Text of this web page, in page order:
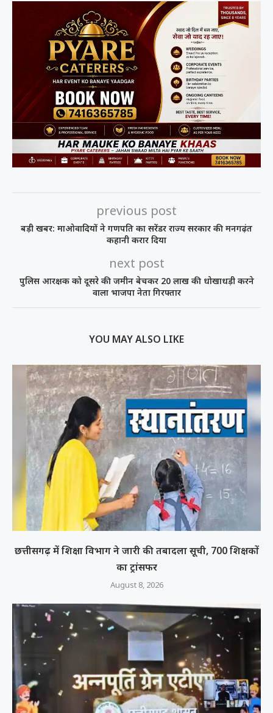
previous post
बड़ी खबर: माओवादियों ने गणपति का सरेंडर राज्य सरकार की मनगढ़ंत
कहानी करार दिया
next post
पुलिस आरक्षक को दूसरे की जमीन बेचकर 20 लाख की धोखाधड़ी करने
वाला भाजपा नेता गिरफ्तार
YOU MAY ALSO LIKE
छत्तीसगढ़ में शिक्षा विभाग ने जारी की तबादला सूची, 700 शिक्षकों
का ट्रांसफर
August 8, 2026